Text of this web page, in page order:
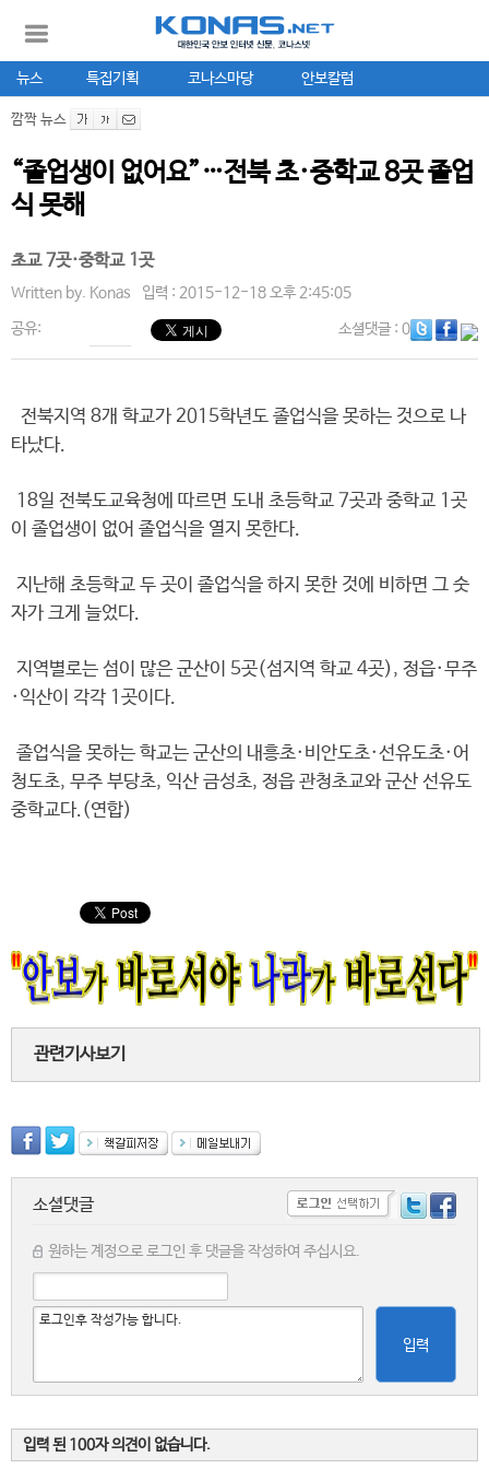
뉴스 특집기획 코나스마당 안보칼럼
깜짝 뉴스
“졸업생이 없어요”…전북 초·중학교 8곳 졸업
식 못해
초교 7곳·중학교 1곳
Written by. Konas 입력 : 2015-12-18 오후 2:45:05
공유: 소셜댓글: 0
전북지역 8개 학교가 2015학년도 졸업식을 못하는 것으로 나
타났다.
18일 전북도교육청에 따르면 도내 초등학교 7곳과 중학교 1곳
이 졸업생이 없어 졸업식을 열지 못한다.
지난해 초등학교 두 곳이 졸업식을 하지 못한 것에 비하면 그 숫
자가 크게 늘었다.
지역별로는 섬이 많은 군산이 5곳(섬지역 학교 4곳), 정읍·무주
·익산이 각각 1곳이다.
졸업식을 못하는 학교는 군산의 내흥초·비안도초·선유도초·어
청도초, 무주 부당초, 익산 금성초, 정읍 관청초교와 군산 선유도
중학교다.(연합)
관련기사보기
소셜댓글
원하는 계정으로 로그인 후 댓글을 작성하여 주십시요.
입력
입력 된 100자 의견이 없습니다.